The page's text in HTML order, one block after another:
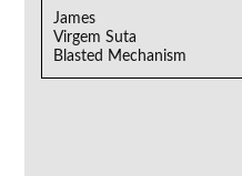
James
Virgem Suta
Blasted Mechanism